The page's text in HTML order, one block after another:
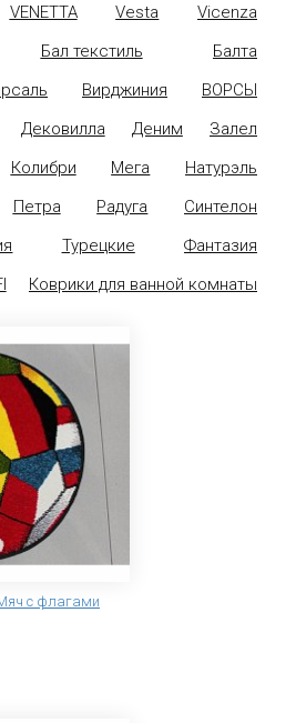
VENETTA Vesta
Vicenza
Бал текстиль
Балта
Вирджиния
ВОРСЫ
Дековилла Деним
Залел
Колибри Мега
Натурэль
Петра Радуга
Синтелон
Турецкие
Фантазия
Коврики для ванной комнаты
с флагами